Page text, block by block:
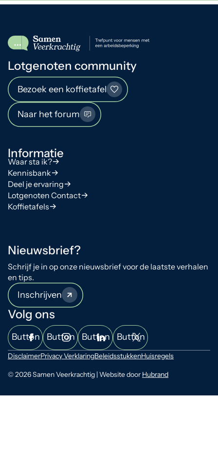
Lotgenoten community
Bezoek een koffietafel
Naar het forum
Informatie
Waar sta ik?
Kennisbank
Deel je ervaring
Lotgenoten Contact
Koffietafels
Nieuwsbrief?
Schrijf je in op onze nieuwsbrief voor de laatste verhalen
en tips.
Inschrijven
Volg ons
Button Button Button Button
© 2026 Samen Veerkrachtig | Website door Hubrand
DisclaimerPrivacy VerklaringBeleidsstukkenHuisregels